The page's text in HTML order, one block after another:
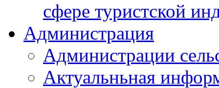
сфере туристской
Администрация
Администрации
Актуальньная